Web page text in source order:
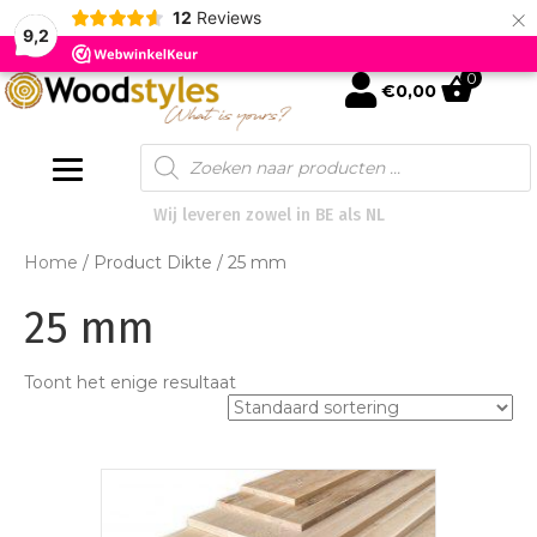
9,2
12 Reviews ×
mijn account
€0,00
0
Products
search
Wij leveren zowel in BE als NL
Home / Product Dikte / 25 mm
25 mm
Toont het enige resultaat